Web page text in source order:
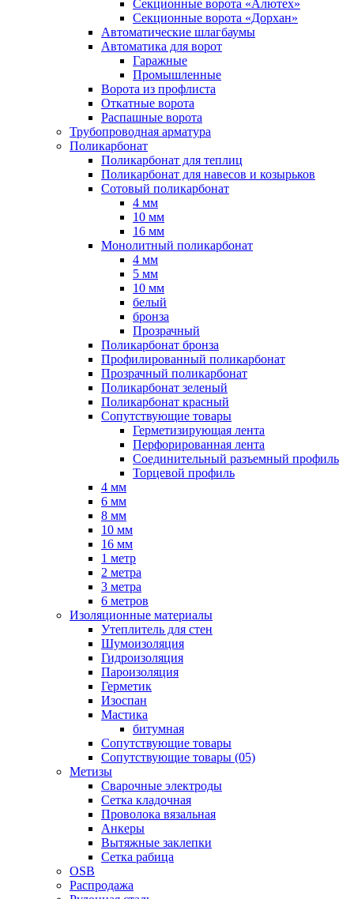
Секционные ворота «Алютех»
Секционные ворота «Дорхан»
Автоматические шлагбаумы
Автоматика для ворот
Гаражные
Промышленные
Ворота из профлиста
Откатные ворота
Распашные ворота
Трубопроводная арматура
Поликарбонат
Поликарбонат для теплиц
Поликарбонат для навесов и козырьков
Сотовый поликарбонат
4 мм
10 мм
16 мм
Монолитный поликарбонат
4 мм
5 мм
10 мм
белый
бронза
Прозрачный
Поликарбонат бронза
Профилированный поликарбонат
Прозрачный поликарбонат
Поликарбонат зеленый
Поликарбонат красный
Сопутствующие товары
Герметизирующая лента
Перфорированная лента
Соединительный разъемный профиль
Торцевой профиль
4 мм
6 мм
8 мм
10 мм
16 мм
1 метр
2 метра
3 метра
6 метров
Изоляционные материалы
Утеплитель для стен
Шумоизоляция
Гидроизоляция
Пароизоляция
Герметик
Изоспан
Мастика
битумная
Сопутствующие товары
Сопутствующие товары (05)
Метизы
Сварочные электроды
Сетка кладочная
Проволока вязальная
Анкеры
Вытяжные заклепки
Сетка рабица
OSB
Распродажа